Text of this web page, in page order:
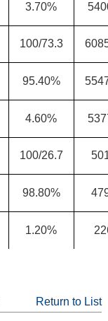
3.70%
100/73.3
95.40%
4.60%
100/26.7
98.80%
1.20%
Return to List